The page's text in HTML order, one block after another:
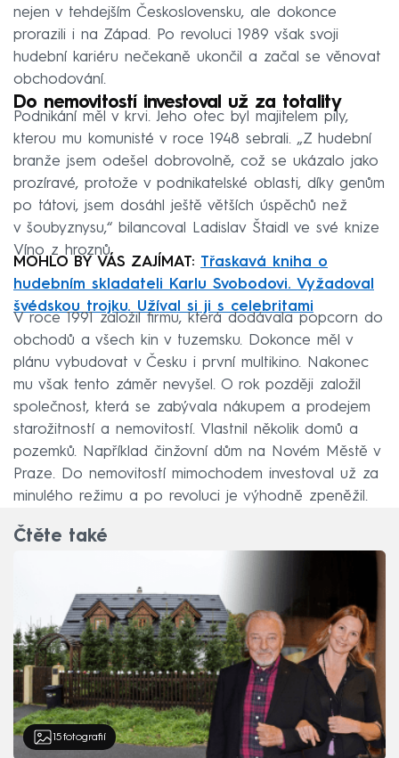
nejen v tehdejším Československu, ale dokonce
prorazili i na Západ. Po revoluci 1989 však svoji
hudební kariéru nečekaně ukončil a začal se věnovat
obchodování.
Do nemovitostí investoval už za totality
Podnikání měl v krvi. Jeho otec byl majitelem pily,
kterou mu komunisté v roce 1948 sebrali. „Z hudební
branže jsem odešel dobrovolně, což se ukázalo jako
prozíravé, protože v podnikatelské oblasti, díky genům
po tátovi, jsem dosáhl ještě větších úspěchů než
v šoubyznysu,“ bilancoval Ladislav Štaidl ve své knize
Víno z hroznů.
MOHLO BY VÁS ZAJÍMAT: Třaskavá kniha o
hudebním skladateli Karlu Svobodovi. Vyžadoval
švédskou trojku. Užíval si ji s celebritami
V roce 1991 založil firmu, která dodávala popcorn do
obchodů a všech kin v tuzemsku. Dokonce měl v
plánu vybudovat v Česku i první multikino. Nakonec
mu však tento záměr nevyšel. O rok později založil
společnost, která se zabývala nákupem a prodejem
starožitností a nemovitostí. Vlastnil několik domů a
pozemků. Například činžovní dům na Novém Městě v
Praze. Do nemovitostí mimochodem investoval už za
minulého režimu a po revoluci je výhodně zpeněžil.
Čtěte také
15 fotografií